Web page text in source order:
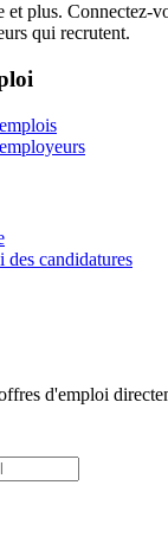
plus. Connectez-
qui recrutent.
des candidatures
d'emploi